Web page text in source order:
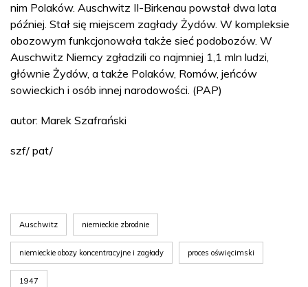
nim Polaków. Auschwitz II-Birkenau powstał dwa lata
później. Stał się miejscem zagłady Żydów. W kompleksie
obozowym funkcjonowała także sieć podobozów. W
Auschwitz Niemcy zgładzili co najmniej 1,1 mln ludzi,
głównie Żydów, a także Polaków, Romów, jeńców
sowieckich i osób innej narodowości. (PAP)
autor: Marek Szafrański
szf/ pat/
Auschwitz niemieckie zbrodnie
niemieckie obozy koncentracyjne i zagłady proces oświęcimski
1947